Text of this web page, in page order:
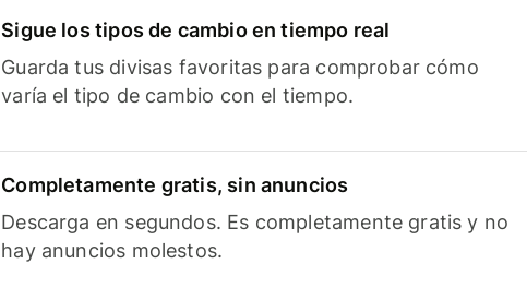
Sigue los tipos de cambio en tiempo real
Guarda tus divisas favoritas para comprobar cómo
varía el tipo de cambio con el tiempo.
Completamente gratis, sin anuncios
Descarga en segundos. Es completamente gratis y no
hay anuncios molestos.